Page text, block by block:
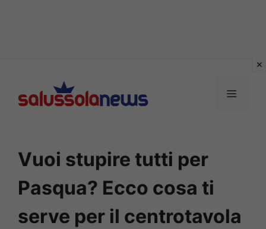
contenuto
MENU
Vuoi stupire tutti per
Pasqua? Ecco cosa ti
serve per il centrotavola